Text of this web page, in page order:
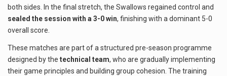
both sides. In the final stretch, the Swallows regained control and
sealed the session with a 3-0 win, finishing with a dominant 5-0
overall score.
These matches are part of a structured pre-season programme
designed by the technical team, who are gradually implementing
their game principles and building group cohesion. The training